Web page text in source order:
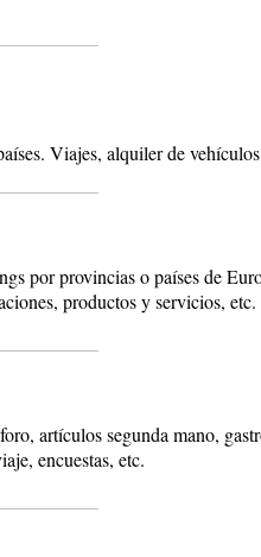
Viajes, alquiler de
por provincias o países de
productos y servicios, etc.
artículos segunda mano,
encuestas, etc.